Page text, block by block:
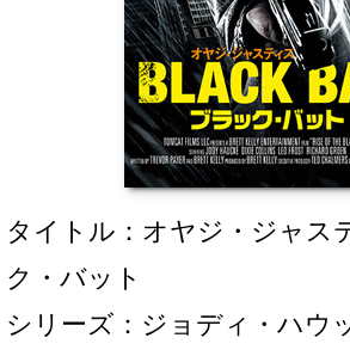
タイトル：オヤジ・ジャス
ク・バット
シリーズ：ジョディ・ハウ